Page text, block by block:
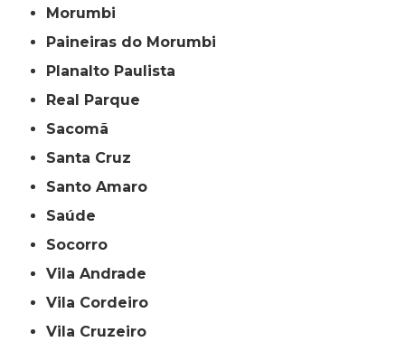
Morumbi
Paineiras do Morumbi
Planalto Paulista
Real Parque
Sacomã
Santa Cruz
Santo Amaro
Saúde
Socorro
Vila Andrade
Vila Cordeiro
Vila Cruzeiro